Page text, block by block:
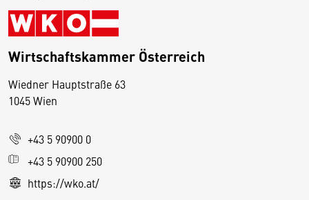
Wirtschaftskammer Österreich
Wiedner Hauptstraße 63
1045 Wien
+43 5 90900 0
+43 5 90900 250
https://wko.at/
D
s
e
S